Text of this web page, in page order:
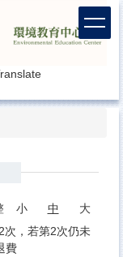
小 中
大
次，若第2次仍未
費